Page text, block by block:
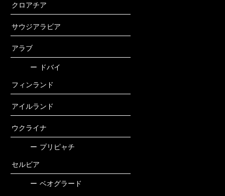
クロアチア
サウジアラビア
アラブ
ー ドバイ
フィンランド
アイルランド
ウクライナ
ー プリピャチ
セルビア
ー ベオグラード